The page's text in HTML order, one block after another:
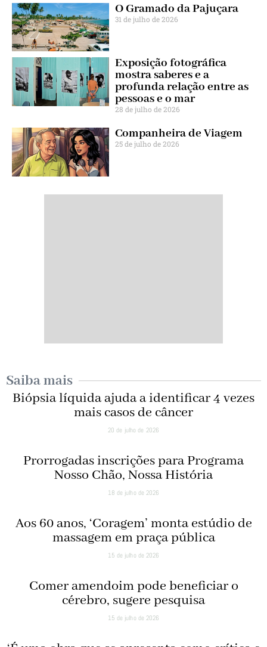
O Gramado da Pajuçara
31 de julho de 2026
Exposição fotográfica
mostra saberes e a
profunda relação entre as
pessoas e o mar
28 de julho de 2026
Companheira de Viagem
25 de julho de 2026
Saiba mais
Biópsia líquida ajuda a identificar 4 vezes
mais casos de câncer
20 de julho de 2026
Prorrogadas inscrições para Programa
Nosso Chão, Nossa História
18 de julho de 2026
Aos 60 anos, ‘Coragem’ monta estúdio de
massagem em praça pública
15 de julho de 2026
Comer amendoim pode beneficiar o
cérebro, sugere pesquisa
15 de julho de 2026